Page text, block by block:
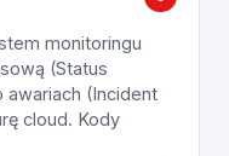
monitoringu
(Status
(Incident
cloud. Kody